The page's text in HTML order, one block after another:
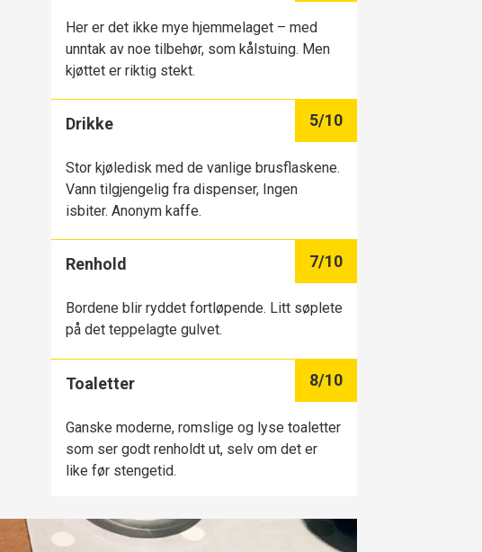
Her er det ikke mye hjemmelaget – med
unntak av noe tilbehør, som kålstuing. Men
kjøttet er riktig stekt.
Drikke 5/10
Stor kjøledisk med de vanlige brusflaskene.
Vann tilgjengelig fra dispenser, Ingen
isbiter. Anonym kaffe.
Renhold 7/10
Bordene blir ryddet fortløpende. Litt søplete
på det teppelagte gulvet.
Toaletter 8/10
Ganske moderne, romslige og lyse toaletter
som ser godt renholdt ut, selv om det er
like før stengetid.